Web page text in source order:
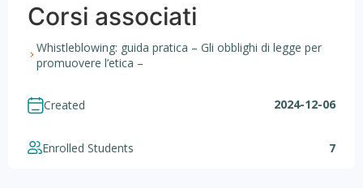
Corsi associati
Whistleblowing: guida pratica – Gli obblighi di legge per
promuovere l’etica –
Created 2024-12-06
Enrolled Students 7